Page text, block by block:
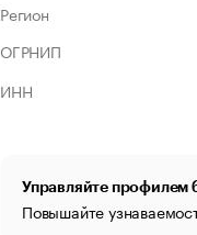
Регион
ОГРНИП
ИНН
Управляйте профилем
Повышайте